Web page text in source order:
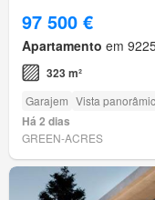
97 500 €
Apartamento em
323 m²
Garajem Vista
Há 2 dias
GREEN-ACRES